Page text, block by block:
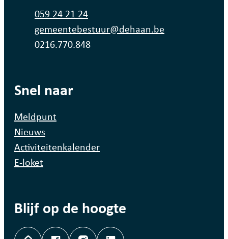
059 24 21 24
E-mailgemeentebestuur@dehaan.be
Ondernemingsnummer
0216.770.848
Snel naar
Meldpunt
Nieuws
Activiteitenkalender
E-loket
Blijf op de hoogte